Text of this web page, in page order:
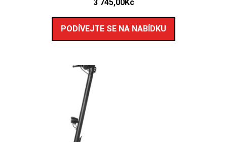
3 745,00Kč
PODÍVEJTE SE NA NABÍDKU